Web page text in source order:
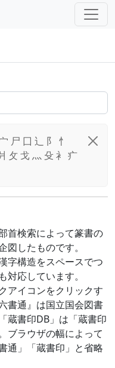
尸 囗 辶 阝 忄
攵 戈 灬 殳 衤 疒
首検索によって篆書の
したものです。
字構造をスペースでつ
応しています。
アイコンをクリックす
書通』は国立国会図書
蔵書印DB」は「蔵書印
ブラウザの幅によって
通」「蔵書印」と省略